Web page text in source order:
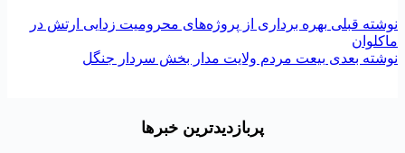
قبلی بهره برداری از پروژه‌های محرومیت زدایی ارتش در
بعدیبیعت مردم ولایت مدار بخش سردار جنگل
پربازدیدترین خبرها